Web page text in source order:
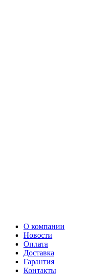
О компании
Новости
Оплата
Доставка
Гарантия
Контакты